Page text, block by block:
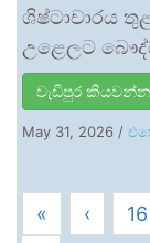
ශිෂ්ටාචාරය
උළෙලට
වැඩිපුර කියවන්න
May 31, 2026 /
« ‹ 16